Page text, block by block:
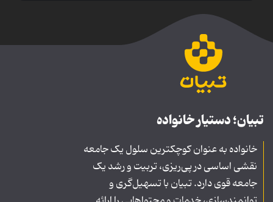
تبیان؛ دستیار خانواده
خانواده به عنوان کوچکترین سلول یک جامعه
نقشی اساسی در پی‌ریزی، تربیت و رشد یک
جامعه قوی دارد. تبیان با تسهیل‌گری و